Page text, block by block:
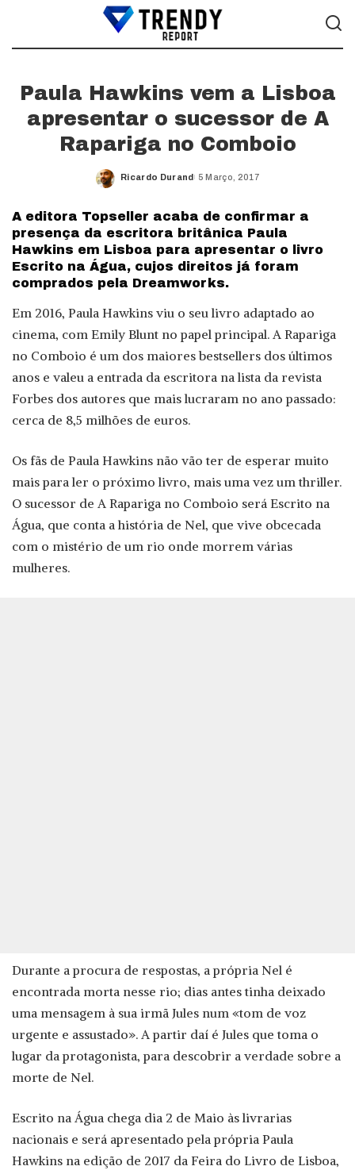
Paula Hawkins vem a Lisboa
apresentar o sucessor de A
Rapariga no Comboio
Posted
Ricardo Durand 5 Março, 2017
A editora Topseller acaba de confirmar a
presença da escritora britânica Paula
Hawkins em Lisboa para apresentar o livro
Escrito na Água, cujos direitos já foram
comprados pela Dreamworks.
Em 2016, Paula Hawkins viu o seu livro adaptado ao
cinema, com Emily Blunt no papel principal. A Rapariga
no Comboio é um dos maiores bestsellers dos últimos
anos e valeu a entrada da escritora na lista da revista
Forbes dos autores que mais lucraram no ano passado:
cerca de 8,5 milhões de euros.
Os fãs de Paula Hawkins não vão ter de esperar muito
mais para ler o próximo livro, mais uma vez um thriller.
O sucessor de A Rapariga no Comboio será Escrito na
Água, que conta a história de Nel, que vive obcecada
com o mistério de um rio onde morrem várias
mulheres.
Durante a procura de respostas, a própria Nel é
encontrada morta nesse rio; dias antes tinha deixado
uma mensagem à sua irmã Jules num «tom de voz
urgente e assustado». A partir daí é Jules que toma o
lugar da protagonista, para descobrir a verdade sobre a
morte de Nel.
Escrito na Água chega dia 2 de Maio às livrarias
nacionais e será apresentado pela própria Paula
Hawkins na edição de 2017 da Feira do Livro de Lisboa,